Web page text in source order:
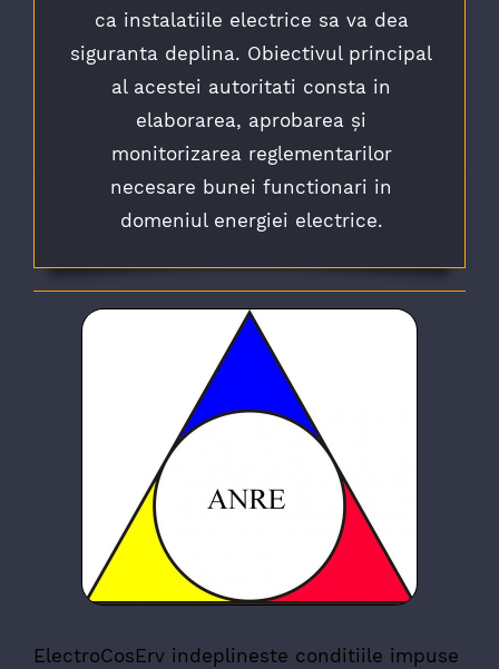
ca instalatiile electrice sa va dea
siguranta deplina. Obiectivul principal
al acestei autoritati consta in
elaborarea, aprobarea şi
monitorizarea reglementarilor
necesare bunei functionari in
domeniul energiei electrice.
ElectroCosErv indeplineste conditiile impuse